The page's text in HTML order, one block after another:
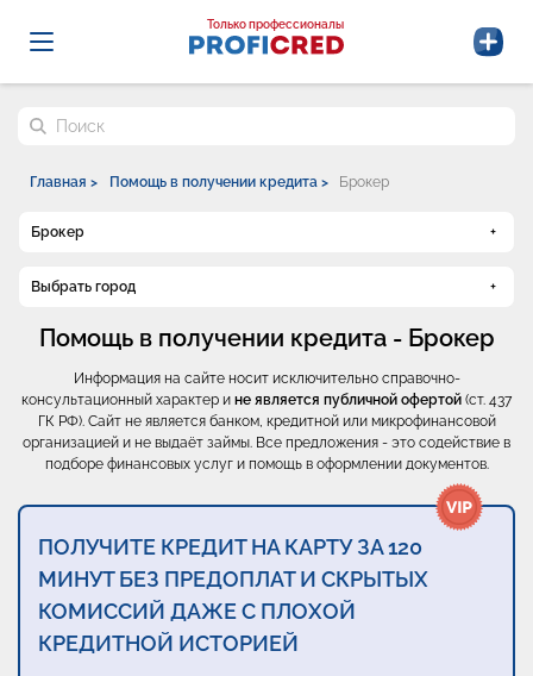
Probrokery - Только профессионалы
Только профессионалы
Поиск по сайту
Главная > Помощь в получении кредита > Брокер
Брокер
Выбрать город
Помощь в получении кредита - Брокер
Информация на сайте носит исключительно справочно-
консультационный характер и не является публичной офертой (ст. 437
ГК РФ). Сайт не является банком, кредитной или микрофинансовой
организацией и не выдаёт займы. Все предложения - это содействие в
подборе финансовых услуг и помощь в оформлении документов.
ПОЛУЧИТЕ КРЕДИТ НА КАРТУ ЗА 120
МИНУТ БЕЗ ПРЕДОПЛАТ И СКРЫТЫХ
КОМИССИЙ ДАЖЕ С ПЛОХОЙ
КРЕДИТНОЙ ИСТОРИЕЙ